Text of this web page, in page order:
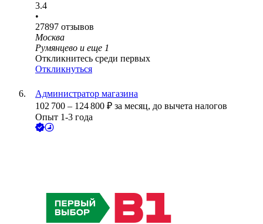
3.4
•
27897 отзывов
Москва
Румянцево и еще 1
Откликнитесь среди первых
Откликнуться
Администратор магазина
102 700 – 124 800 ₽ за месяц, до вычета налогов
Опыт 1-3 года